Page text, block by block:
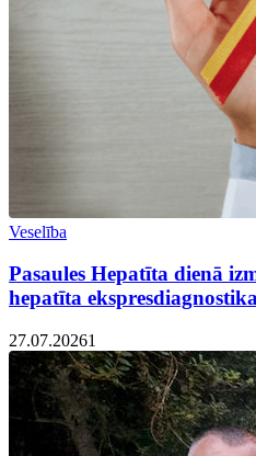
Veselība
Pasaules Hepatīta dienā
hepatīta
27.07.20261